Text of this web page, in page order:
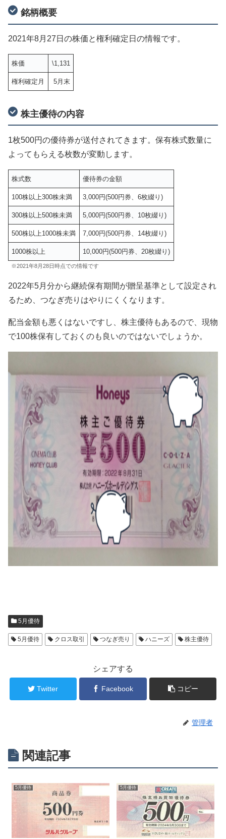
銘柄概要
2021年8月27日の株価と権利確定日の情報です。
株価 \1,131
権利確定月 5月末
株主優待の内容
1枚500円の優待券が送付されてきます。保有株式数量に
よってもらえる枚数が変動します。
株式数 優待券の金額
100株以上300株未満 3,000円(500円券、6枚綴り)
300株以上500株未満 5,000円(500円券、10枚綴り)
500株以上1000株未満 7,000円(500円券、14枚綴り)
1000株以上 10,000円(500円券、20枚綴り)
※2021年8月28日時点での情報です
2022年5月分から継続保有期間が贈呈基準として設定され
るため、つなぎ売りはやりにくくなります。
配当金額も悪くはないですし、株主優待もあるので、現物
で100株保有しておくのも良いのではないでしょうか。
5月優待
5月優待 クロス取引 つなぎ売り ハニーズ 株主優待
シェアする
Twitter Facebook コピー
管理者
関連記事
5月優待 5月優待